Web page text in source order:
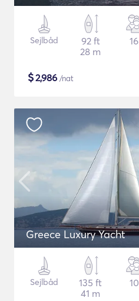
Sejlbåd
92 ft
28 m
16
$2,986 /nat
Greece Luxury Yacht
Sejlbåd
135 ft
41 m
10